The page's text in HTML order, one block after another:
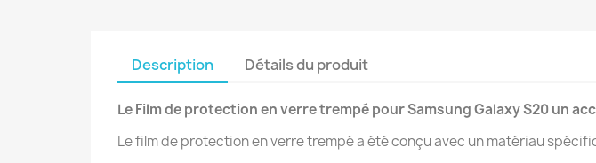
Description Détails du produit
Le Film de protection en verre trempé pour Samsung Galaxy S20 un
Le film de protection en verre trempé a été conçu avec un matériau